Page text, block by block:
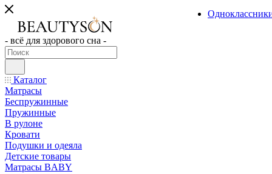
- всё для здорового сна -
Каталог
Матрасы
Беспружинные
Пружинные
В рулоне
Кровати
Подушки и одеяла
Детские товары
Матрасы BABY